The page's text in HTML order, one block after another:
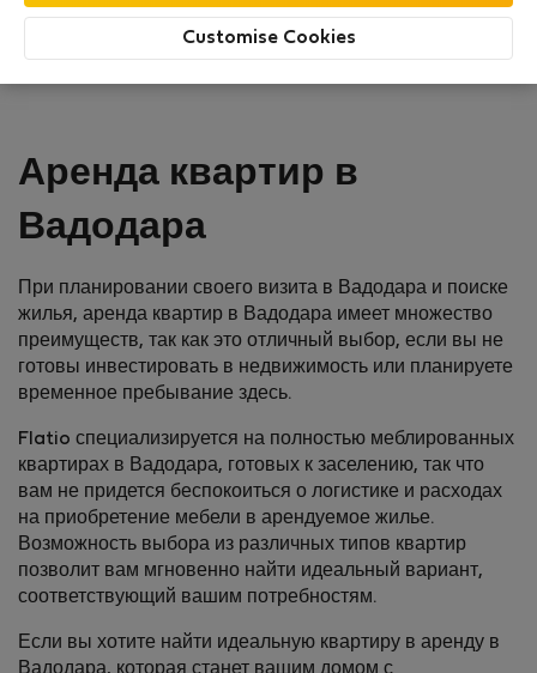
Аренда квартир в
Вадодара
При планировании своего визита в Вадодара и поиске
жилья, аренда квартир в Вадодара имеет множество
преимуществ, так как это отличный выбор, если вы не
готовы инвестировать в недвижимость или планируете
временное пребывание здесь.
Flatio специализируется на полностью меблированных
квартирах в Вадодара, готовых к заселению, так что
вам не придется беспокоиться о логистике и расходах
на приобретение мебели в арендуемое жилье.
Возможность выбора из различных типов квартир
позволит вам мгновенно найти идеальный вариант,
соответствующий вашим потребностям.
Если вы хотите найти идеальную квартиру в аренду в
Customise Cookies